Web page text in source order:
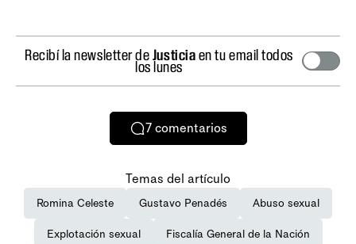
Recibí la newsletter deJusticiaen tu email todos
los lunes
7 comentarios
Temas del artículo
Romina Celeste Gustavo Penadés Abuso sexual
Explotación sexual Fiscalía General de la Nación